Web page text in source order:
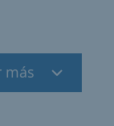
más